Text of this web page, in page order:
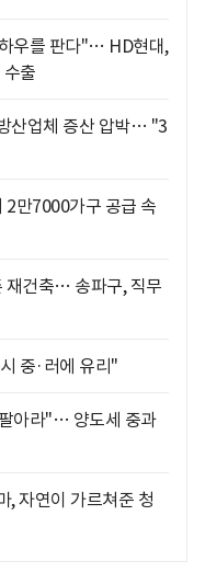
우를 판다"… HD현대,
출
산업체 증산 압박… "3
2만7000가구 공급 속
재건축… 송파구, 직무
중·러에 유리"
아라"… 양도세 중과
, 자연이 가르쳐준 청